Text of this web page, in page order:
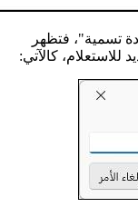
تسمية"، فتظهر
للاستعلام، كالآتي: